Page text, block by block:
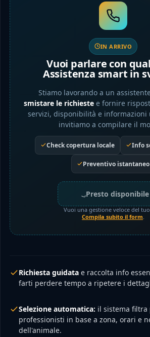
IN ARRIVO
Vuoi parlare con
Assistenza smart in
Stiamo lavorando a un
smistare le richiestee fornire
servizi, disponibilità e informazioni
invitiamo a compilare il
Check copertura locale Info
Preventivo istantaneo
Presto disponibile
Vuoi una gestione veloce del
Compila subito il form
Richiesta guidata e raccolta info
farti perdere tempo a ripetere i
Selezione automatica: il sistema
professionisti in base a zona, orari e
dell'animale.